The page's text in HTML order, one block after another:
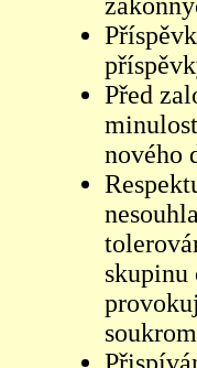
Před
nového
skupinu